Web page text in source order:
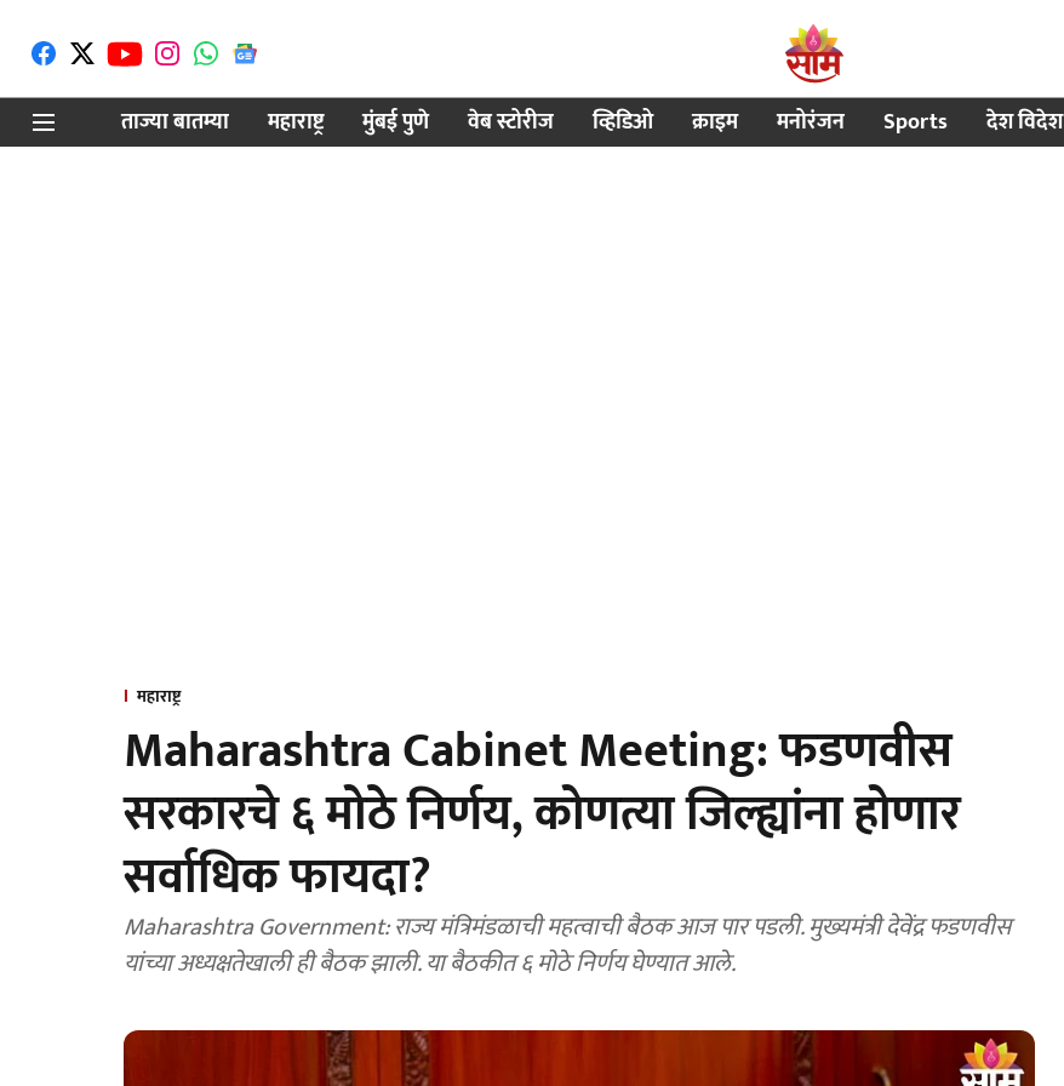
ताज्या बातम्या
महाराष्ट्र मुंबई पुणे वेब स्टोरीज व्हिडिओ क्राइम मनोरंजन Sports देश विदेश
महाराष्ट्र
Maharashtra Cabinet Meeting: फडणवीस
सरकारचे ६ मोठे निर्णय, कोणत्या जिल्ह्यांना होणार
सर्वाधिक फायदा?
Maharashtra Government: राज्य मंत्रिमंडळाची महत्वाची बैठक आज पार पडली. मुख्यमंत्री देवेंद्र फडणवीस
यांच्या अध्यक्षतेखाली ही बैठक झाली. या बैठकीत ६ मोठे निर्णय घेण्यात आले.